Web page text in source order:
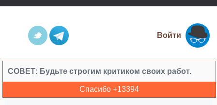
Войти
СОВЕТ: Будьте строгим критиком своих работ.
Спасибо +13394